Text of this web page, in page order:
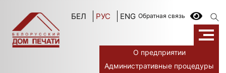
БЕЛ РУС ENG Обратная связь
О предприятии
Административные процедуры